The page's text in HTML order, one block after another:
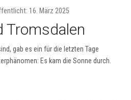
16. März 2025
Tromsdalen
gab es ein für die letzten Tage
Es kam die Sonne durch.